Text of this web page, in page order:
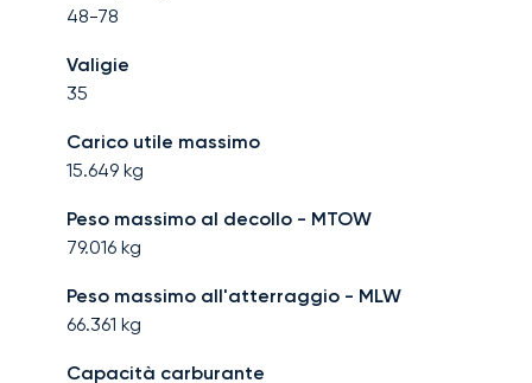
48-78
Valigie
35
Carico utile massimo
15.649 kg
Peso massimo al decollo - MTOW
79.016 kg
Peso massimo all'atterraggio - MLW
66.361 kg
Capacità carburante